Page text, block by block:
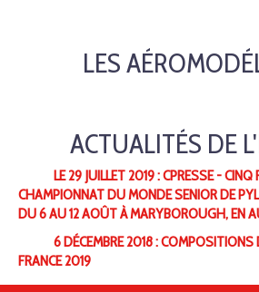
LES
ACTUALITÉS DE
LE 29 JUILLET 2019 : CPRESSE -
CHAMPIONNAT DU MONDE SENIOR DE
DU 6 AU 12 AOÛT À MARYBOROUGH, EN
6 DÉCEMBRE 2018 : COMPOSITIONS
FRANCE 2019